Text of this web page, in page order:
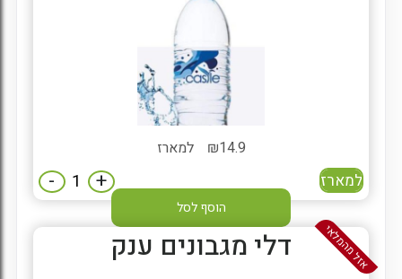
14.9
₪ למארז
למארז +
-
הוסף לסל
אזל מהמלאי דלי מגבונים ענק